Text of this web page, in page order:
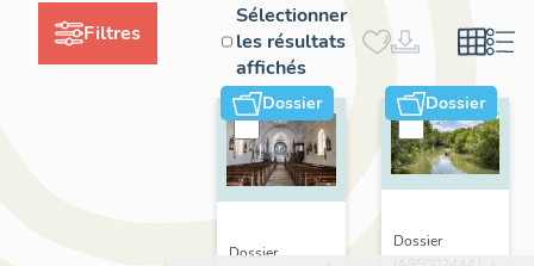
Filtres
Sélectionner
les résultats
affichés
Dossier
Dossier
Dossier
Dossier